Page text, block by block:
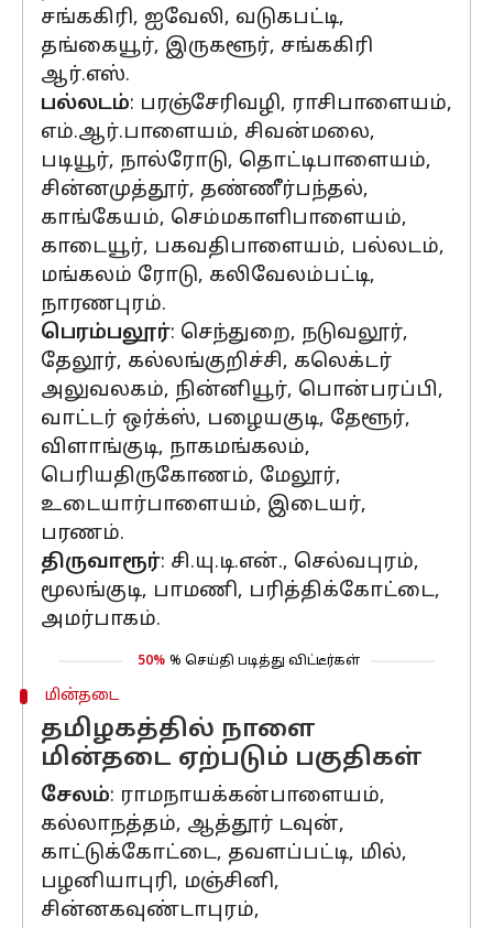
சங்ககிரி, ஐவேலி, வடுகபட்டி,
தங்கையூர், இருகளூர், சங்ககிரி
ஆர்.எஸ்.
பல்லடம்: பரஞ்சேரிவழி, ராசிபாளையம்,
எம்.ஆர்.பாளையம், சிவன்மலை,
படியூர், நால்ரோடு, தொட்டிபாளையம்,
சின்னமுத்தூர், தண்ணீர்பந்தல்,
காங்கேயம், செம்மகாளிபாளையம்,
காடையூர், பகவதிபாளையம், பல்லடம்,
மங்கலம் ரோடு, கலிவேலம்பட்டி,
நாரணபுரம்.
பெரம்பலூர்: செந்துறை, நடுவலூர்,
தேலூர், கல்லங்குறிச்சி, கலெக்டர்
அலுவலகம், நின்னியூர், பொன்பரப்பி,
வாட்டர் ஒர்க்ஸ், பழையகுடி, தேளூர்,
விளாங்குடி, நாகமங்கலம்,
பெரியதிருகோணம், மேலூர்,
உடையார்பாளையம், இடையர்,
பரணம்.
திருவாரூர்: சி.யு.டி.என்., செல்வபுரம்,
மூலங்குடி, பாமணி, பரித்திக்கோட்டை,
அமர்பாகம்.
50% % செய்தி படித்து விட்டீர்கள்
மின்தடை
தமிழகத்தில் நாளை
மின்தடை ஏற்படும் பகுதிகள்
சேலம்: ராமநாயக்கன்பாளையம்,
கல்லாநத்தம், ஆத்தூர் டவுன்,
காட்டுக்கோட்டை, தவளப்பட்டி, மில்,
பழனியாபுரி, மஞ்சினி,
சின்னகவுண்டாபுரம்,